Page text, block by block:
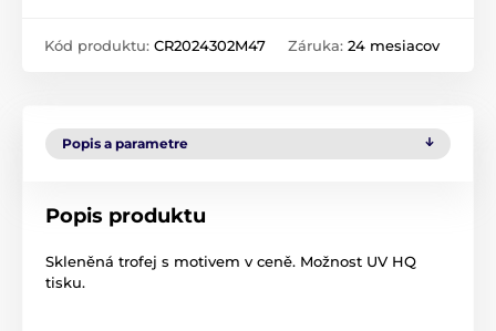
Kód produktu: CR2024302M47 Záruka: 24 mesiacov
Popis a parametre
Popis produktu
Skleněná trofej s motivem v ceně. Možnost UV HQ
tisku.